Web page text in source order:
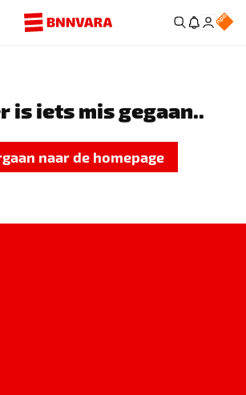
is iets mis gegaan..
naar de homepage